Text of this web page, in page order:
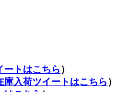
ートはこちら ）
庫入荷ツイートはこちら ）